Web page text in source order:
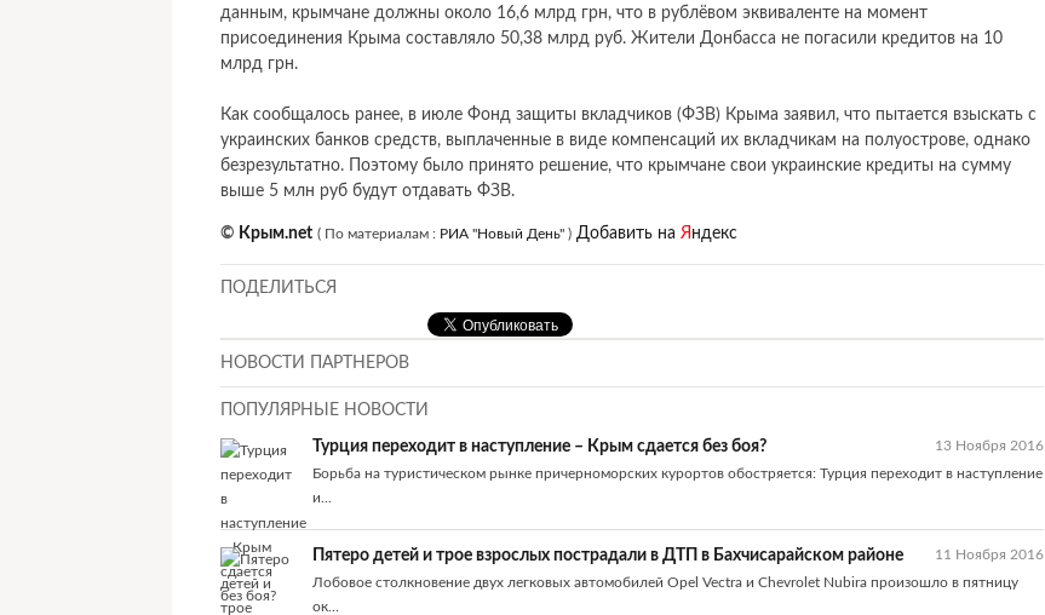
данным, крымчане должны около 16,6 млрд грн, что в рублёвом эквиваленте на момент
присоединения Крыма составляло 50,38 млрд руб. Жители Донбасса не погасили кредитов на 10
млрд грн.
Как сообщалось ранее, в июле Фонд защиты вкладчиков (ФЗВ) Крыма заявил, что пытается взыскать с
украинских банков средств, выплаченные в виде компенсаций их вкладчикам на полуострове, однако
безрезультатно. Поэтому было принято решение, что крымчане свои украинские кредиты на сумму
выше 5 млн руб будут отдавать ФЗВ.
© Крым.net ( По материалам : РИА "Новый День" ) Добавить на Я ндекс
ПОДЕЛИТЬСЯ
НОВОСТИ ПАРТНЕРОВ
ПОПУЛЯРНЫЕ НОВОСТИ
Турция переходит в наступление – Крым сдается без боя?
13 Ноября 2016
Борьба на туристическом рынке причерноморских курортов обостряется: Турция переходит в наступление
и...
Пятеро детей и трое взрослых пострадали в ДТП в Бахчисарайском районе
11 Ноября 2016
Лобовое столкновение двух легковых автомобилей Opel Vectra и Chevrolet Nubira произошло в пятницу
ок...